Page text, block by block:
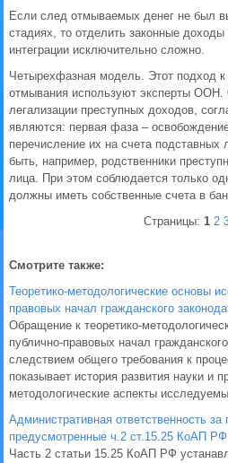
Если след отмываемых денег не был
стадиях, то отделить законные
интеграции исключительно сложно.
Четырехфазная модель. Этот подход к
отмывания используют эксперты
легализации преступных доходов,
являются: первая фаза –
перечисление их на счета подставных
быть, например, родственники
лица. При этом соблюдается только
должны иметь собственные счета в
Страницы: 1 2
Смотрите также:
Теоретико-методологические основы
правовых начал гражданского
Обращение к теоретико-
публично-правовых начал
следствием общего требования к
показывает история развития науки и
методологические аспекты
Административная ответственность
предусмотренные ч.2 ст.15.25 КоАП РФ
Часть 2 статьи 15.25 КоАП РФ